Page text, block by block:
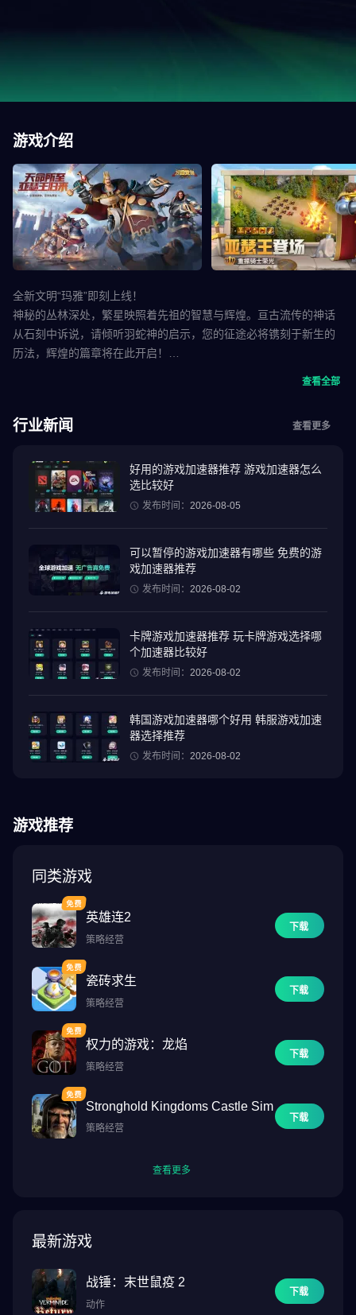
游戏介绍
全新文明“玛雅”即刻上线！
神秘的丛林深处，繁星映照着先祖的智慧与辉煌。亘古流传的神话
从石刻中诉说，请倾听羽蛇神的启示，您的征途必将镌刻于新生的
历法，辉煌的篇章将在此开启！
运筹帷幄，作战策略由你决定
敌巢，围魏救赵？ 《万国觉醒》独创的自由行军机制，将给战略天
赋满满的你一个施展的舞台！
伟大的历史战役中，从没有哪个将领「打完收工」！
传奇统帅助玩家称霸世界
每位统帅都根据历史原型，还原人物造型与配音。参考历史功绩专
门设计英雄技能，让你仿佛真的成为「良将千员，强兵如云」的文
明执政官。
英雄创造传奇，还是传奇铸就英雄？快来打造效忠于你的英雄组
合！
无极缩放，全图局势尽在掌握
无与伦比的3D高解析度画质，模拟的战争迷雾需要慢慢揭开，快派
自由建设，打造专属城市布局
繁荣的城市是文明生存的根基，《万国觉醒》中的城市建筑自由规
划，每位玩家都能摆出独一无二的城市布局。
根据文明不同，城中建筑会有完全不同的风格。行走的居民、夜晚
亮起的灯火、时刻在城墙巡逻的士兵……一座经得起时间考验的城
市，将是你传奇故事的起点！
远征玩法，展现神机妙算
滑动手指，指挥统帅，多兵线作战！
初次执掌文明，不知道如何在战场上调兵遣将？别怕，70个设计各
不相同的PVE关卡等你挑战！
用手下统帅搭配最合适的兵种，在远征推演中击败敌人，不仅收获
满满实战经验，更有经验书、资源包、加速道具等各种丰富奖励拿
到手软！
查看全部
行业新闻 查看更多
好用的游戏加速器推荐 游戏加速器怎么
选比较好
发布时间： 2026-08-05
可以暂停的游戏加速器有哪些 免费的游
戏加速器推荐
发布时间： 2026-08-02
卡牌游戏加速器推荐 玩卡牌游戏选择哪
个加速器比较好
发布时间： 2026-08-02
韩国游戏加速器哪个好用 韩服游戏加速
器选择推荐
发布时间： 2026-08-02
游戏推荐
同类游戏
英雄连2
策略经营
下载
瓷砖求生
策略经营
下载
权力的游戏：龙焰
策略经营
下载
Stronghold Kingdoms Castle Sim
策略经营
下载
查看更多
最新游戏
战锤：末世鼠疫 2
动作
下载